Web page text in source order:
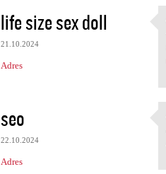
life size sex doll
21.10.2024
Adres
seo
22.10.2024
Adres